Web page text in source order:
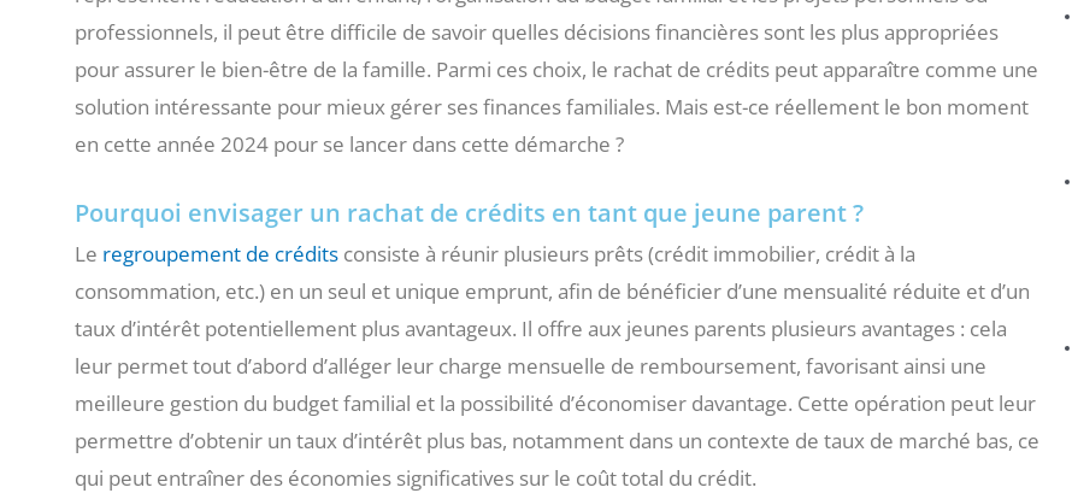
professionnels, il peut être difficile de savoir quelles décisions financières sont les plus appropriées
pour assurer le bien-être de la famille. Parmi ces choix, le rachat de crédits peut apparaître comme une
solution intéressante pour mieux gérer ses finances familiales. Mais est-ce réellement le bon moment
en cette année 2024 pour se lancer dans cette démarche ?
Pourquoi envisager un rachat de crédits en tant que jeune parent ?
Le regroupement de crédits consiste à réunir plusieurs prêts (crédit immobilier, crédit à la
consommation, etc.) en un seul et unique emprunt, afin de bénéficier d’une mensualité réduite et d’un
taux d’intérêt potentiellement plus avantageux. Il offre aux jeunes parents plusieurs avantages : cela
leur permet tout d’abord d’alléger leur charge mensuelle de remboursement, favorisant ainsi une
meilleure gestion du budget familial et la possibilité d’économiser davantage. Cette opération peut leur
permettre d’obtenir un taux d’intérêt plus bas, notamment dans un contexte de taux de marché bas, ce
qui peut entraîner des économies significatives sur le coût total du crédit.